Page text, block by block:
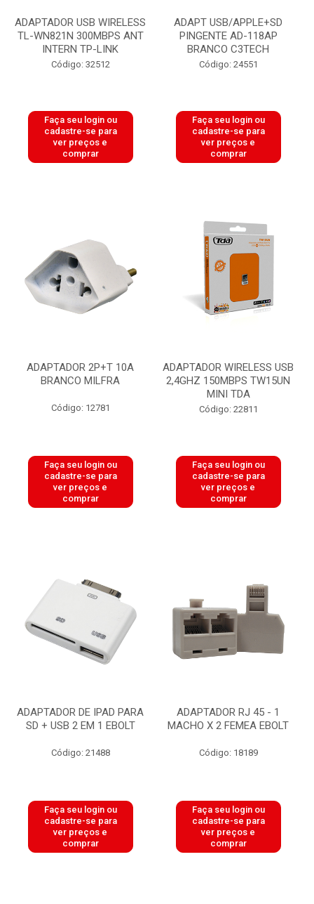
ADAPTADOR USB WIRELESS
TL-WN821N 300MBPS ANT
INTERN TP-LINK
Código: 32512
Faça seu login ou
cadastre-se para
ver preços e
comprar
ADAPT USB/APPLE+SD
PINGENTE AD-118AP
BRANCO C3TECH
Código: 24551
Faça seu login ou
cadastre-se para
ver preços e
comprar
ADAPTADOR 2P+T 10A
BRANCO MILFRA
Código: 12781
Faça seu login ou
cadastre-se para
ver preços e
comprar
ADAPTADOR WIRELESS USB
2,4GHZ 150MBPS TW15UN
MINI TDA
Código: 22811
Faça seu login ou
cadastre-se para
ver preços e
comprar
ADAPTADOR DE IPAD PARA
SD + USB 2 EM 1 EBOLT
Código: 21488
Faça seu login ou
cadastre-se para
ver preços e
comprar
ADAPTADOR RJ 45 - 1
MACHO X 2 FEMEA EBOLT
Código: 18189
Faça seu login ou
cadastre-se para
ver preços e
comprar